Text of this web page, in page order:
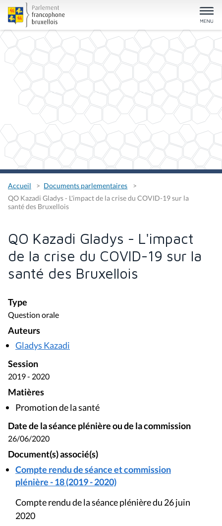
Accueil
Documents parlementaires
QO Kazadi Gladys - L'impact de la crise du COVID-19 sur la
santé des Bruxellois
QO Kazadi Gladys - L'impact
de la crise du COVID-19 sur la
santé des Bruxellois
Type
Question orale
Auteurs
Gladys Kazadi
Session
2019 - 2020
Matières
Promotion de la santé
Date de la séance plénière ou de la commission
26/06/2020
Document(s) associé(s)
Compte rendu de séance et commission
plénière - 18 (2019 - 2020)
Compte rendu de la séance plénière du 26 juin
2020